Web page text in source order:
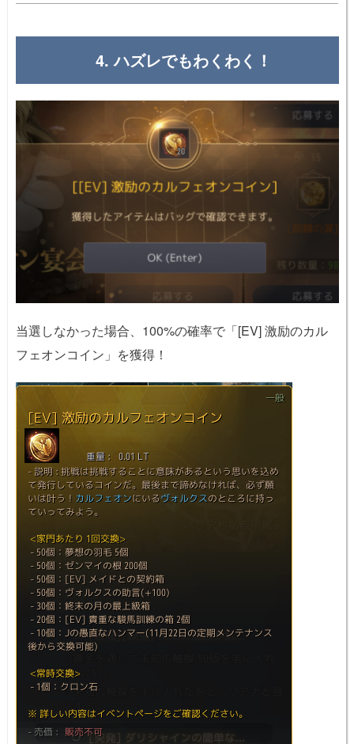
4. ハズレでもわくわく！
当選しなかった場合、100%の確率で「[EV] 激励のカル
フェオンコイン」を獲得！